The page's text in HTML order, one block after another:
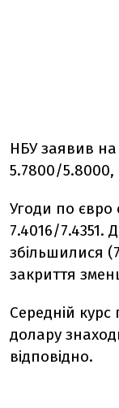
НБУ заявив
5.7800/
Угоди по євро
7.4016/7.4351.
збільшилися
закриття
Середній курс
долару
відповідно.